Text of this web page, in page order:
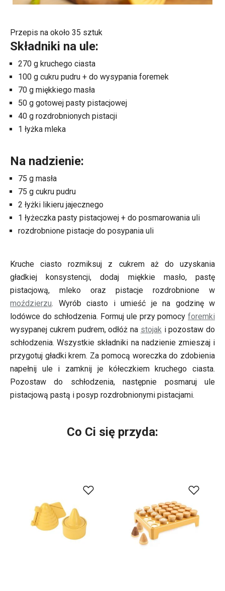
Przepis na około 35 sztuk
Składniki na ule:
270 g kruchego ciasta
100 g cukru pudru + do wysypania foremek
70 g miękkiego masła
50 g gotowej pasty pistacjowej
40 g rozdrobnionych pistacji
1 łyżka mleka
Na nadzienie:
75 g masła
75 g cukru pudru
2 łyżki likieru jajecznego
1 łyżeczka pasty pistacjowej + do posmarowania uli
rozdrobnione pistacje do posypania uli
Kruche ciasto rozmiksuj z cukrem aż do uzyskania
gładkiej konsystencji, dodaj miękkie masło, pastę
pistacjową, mleko oraz pistacje rozdrobnione w
moździerzu. Wyrób ciasto i umieść je na godzinę w
lodówce do schłodzenia. Formuj ule przy pomocy foremki
wysypanej cukrem pudrem, odłóż na stojaki pozostaw do
schłodzenia. Wszystkie składniki na nadzienie zmieszaj i
przygotuj gładki krem. Za pomocą woreczka do zdobienia
napełnij ule i zamknij je kółeczkiem kruchego ciasta.
Pozostaw do schłodzenia, następnie posmaruj ule
pistacjową pastą i posyp rozdrobnionymi pistacjami.
Co Ci się przyda: